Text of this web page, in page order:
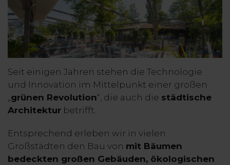
Seit einigen Jahren stehen die Technologie
und Innovation im Mittelpunkt einer großen
„grünen Revolution“, die auch die städtische
Architektur betrifft.
Entsprechend erleben wir in vielen
Großstädten den Bau von mit Bäumen
bedeckten großen Gebäuden, ökologischen